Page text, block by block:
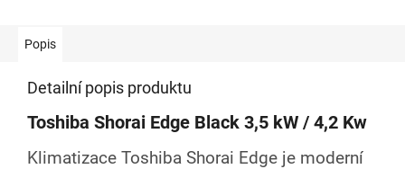
Popis
Detailní popis produktu
Toshiba Shorai Edge Black 3,5 kW / 4,2 Kw
Klimatizace Toshiba Shorai Edge je moderní